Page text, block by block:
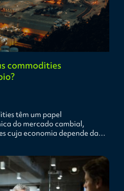
commodities
têm um papel
do mercado cambial,
cuja economia depende da…